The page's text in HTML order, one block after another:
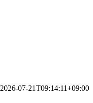
2026-07-21T09:14:11+09:00